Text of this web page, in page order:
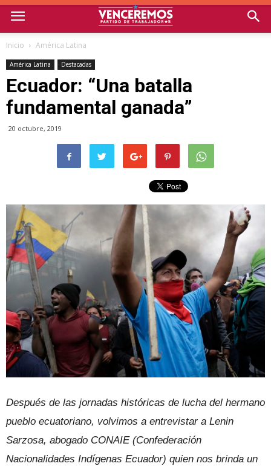
Inicio América Latina
América Latina Destacadas
Ecuador: “Una batalla
fundamental ganada”
20 octubre, 2019
Después de las jornadas históricas de lucha del hermano
pueblo ecuatoriano, volvimos a entrevistar a Lenin
Sarzosa, abogado CONAIE (Confederación
Nacionalidades Indígenas Ecuador) quien nos brinda un